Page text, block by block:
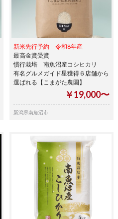
新米先行予約 令和8年産
最高金賞受賞
慣行栽培 南魚沼産コシヒカリ
有名グルメガイド星獲得６店舗から
選ばれる【こまがた農園】
￥19,000〜
新潟県南魚沼市